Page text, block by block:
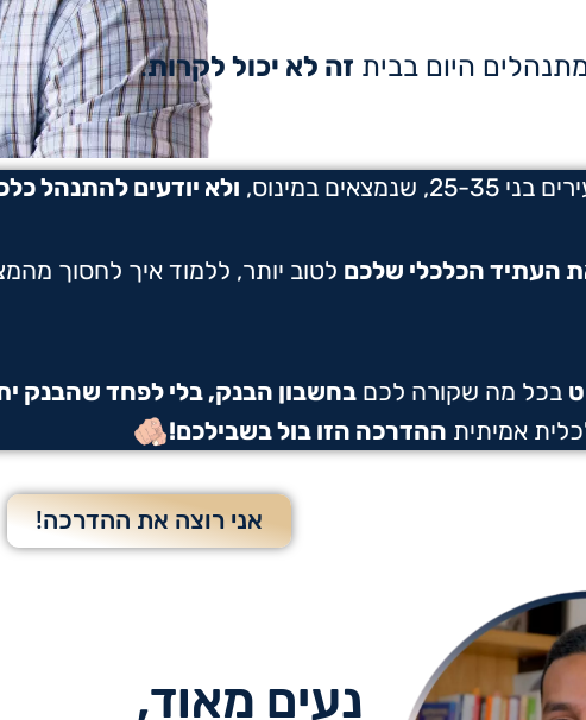
היום בבית זה לא יכול לקרות.
במינוס, ולא יודעים להתנהל
העתיד הכלכלי שלכם לטוב יותר, ללמוד איך לחסוך
בכל מה שקורה לכם בחשבון הבנק,בלי לפחד שהבנק
אמיתית ההדרכה הזו בול בשבילכם!
אני רוצה את ההדרכה!
נעים מאוד,